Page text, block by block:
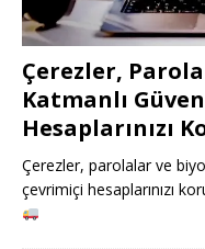
Çerezler,
Katmanlı
Hesaplarınızı
Çerezler, parolalar ve
çevrimiçi hesaplarınızı